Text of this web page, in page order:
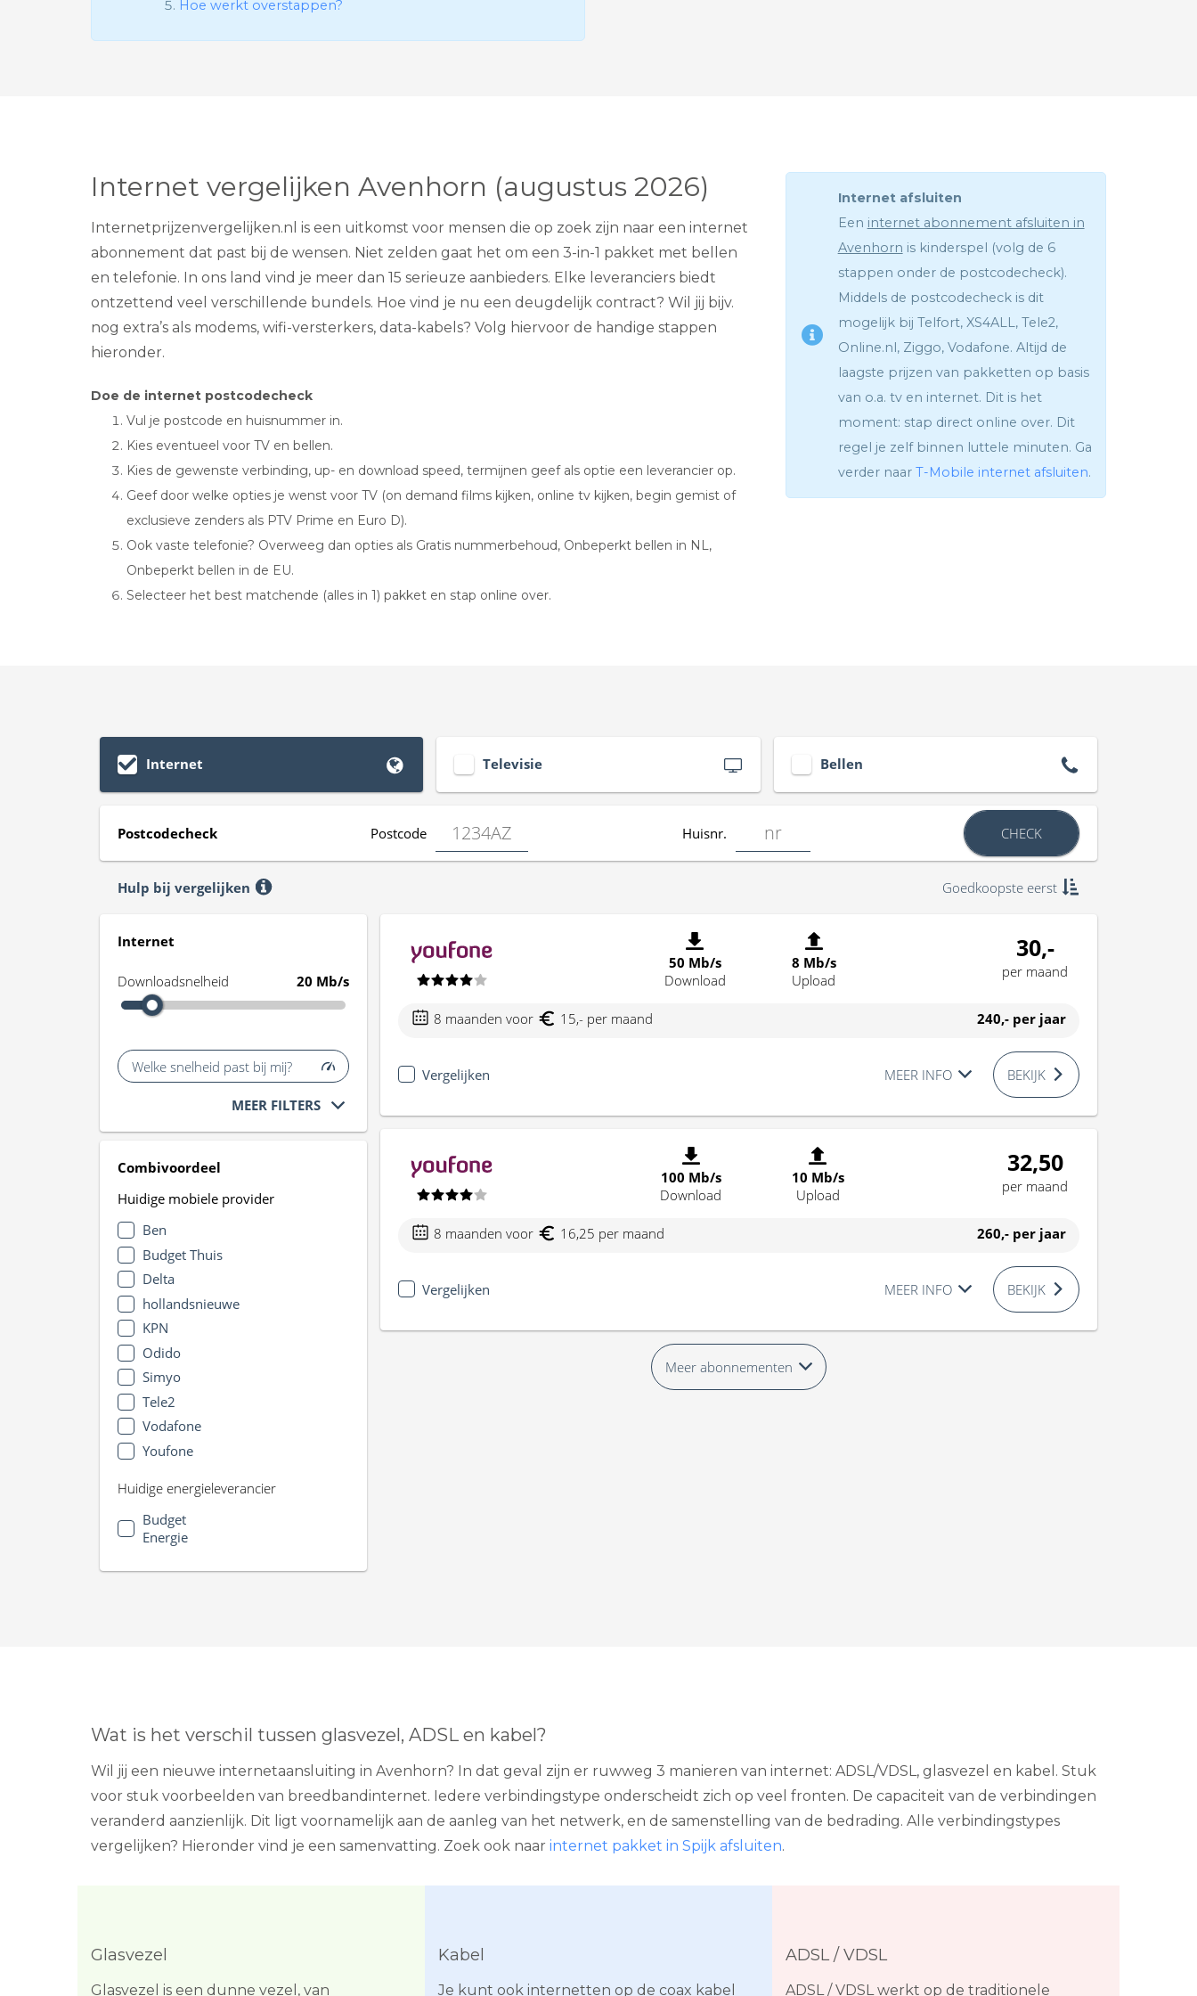
i
Hoe werkt overstappen?
Internet vergelijken Avenhorn (augustus 2026)
Internetprijzenvergelijken.nl is een uitkomst voor mensen die op zoek zijn naar een internet
abonnement dat past bij de wensen. Niet zelden gaat het om een 3-in-1 pakket met bellen
en telefonie. In ons land vind je meer dan 15 serieuze aanbieders. Elke leveranciers biedt
ontzettend veel verschillende bundels. Hoe vind je nu een deugdelijk contract? Wil jij bijv.
nog extra’s als modems, wifi-versterkers, data-kabels? Volg hiervoor de handige stappen
hieronder.
Doe de internet postcodecheck
Vul je postcode en huisnummer in.
Kies eventueel voor TV en bellen.
Kies de gewenste verbinding, up- en download speed, termijnen geef als optie een leverancier op.
Geef door welke opties je wenst voor TV (on demand films kijken, online tv kijken, begin gemist of
exclusieve zenders als PTV Prime en Euro D).
Ook vaste telefonie? Overweeg dan opties als Gratis nummerbehoud, Onbeperkt bellen in NL,
Onbeperkt bellen in de EU.
Selecteer het best matchende (alles in 1) pakket en stap online over.
Internet afsluiten
Een internet abonnement afsluiten in
Avenhorn is kinderspel (volg de 6
stappen onder de postcodecheck).
Middels de postcodecheck is dit
mogelijk bij Telfort, XS4ALL, Tele2,
Online.nl, Ziggo, Vodafone. Altijd de
laagste prijzen van pakketten op basis
van o.a. tv en internet. Dit is het
moment: stap direct online over. Dit
regel je zelf binnen luttele minuten. Ga
verder naar T-Mobile internet afsluiten.
Internet Televisie Bellen
Postcodecheck Postcode Huisnr. CHECK
Hulp bij vergelijken Goedkoopste eerst
Internet
Downloadsnelheid 20 Mb/s
Welke snelheid past bij mij?
MEER FILTERS
Combivoordeel
Huidige mobiele provider
Ben
Budget Thuis
Delta
hollandsnieuwe
KPN
Odido
Simyo
Tele2
Vodafone
Youfone
Huidige energieleverancier
Budget
Energie
50 Mb/s
Download
8 Mb/s
Upload
30,-
per maand
8 maanden voor 15,- per maand 240,- per jaar
Vergelijken MEER INFO BEKIJK
100 Mb/s
Download
10 Mb/s
Upload
32,50
per maand
8 maanden voor 16,25 per maand 260,- per jaar
Vergelijken MEER INFO BEKIJK
Meer abonnementen
Wat is het verschil tussen glasvezel, ADSL en kabel?
Wil jij een nieuwe internetaansluiting in Avenhorn? In dat geval zijn er ruwweg 3 manieren van internet: ADSL/VDSL, glasvezel en kabel. Stuk
voor stuk voorbeelden van breedbandinternet. Iedere verbindingstype onderscheidt zich op veel fronten. De capaciteit van de verbindingen
veranderd aanzienlijk. Dit ligt voornamelijk aan de aanleg van het netwerk, en de samenstelling van de bedrading. Alle verbindingstypes
vergelijken? Hieronder vind je een samenvatting. Zoek ook naar internet pakket in Spijk afsluiten.
Glasvezel
Glasvezel is een dunne vezel, van
Kabel
Je kunt ook internetten op de coax kabel
ADSL / VDSL
ADSL / VDSL werkt op de traditionele